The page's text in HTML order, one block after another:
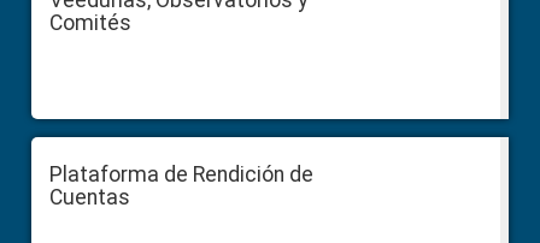
Comités
Plataforma de Rendición de
Cuentas